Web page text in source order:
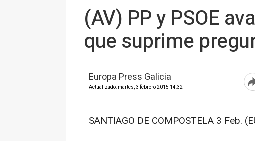
(AV) PP y PSOE
que suprime
Europa Press Galicia
Actualizado: martes, 3 febrero 2015 14:32
SANTIAGO DE COMPOSTELA 3 Feb.